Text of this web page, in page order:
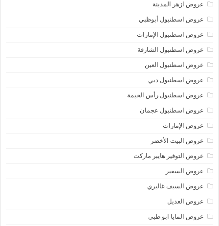
عروض ازهر المدينة
عروض اسطنبول أبوظبي
عروض اسطنبول الإمارات
عروض اسطنبول الشارقة
عروض اسطنبول العين
عروض اسطنبول دبي
عروض اسطنبول رأس الخيمة
عروض اسطنبول عجمان
عروض الإمارات
عروض البيت الأخضر
عروض التوفير هايبر ماركت
عروض السفير
عروض السيف غاليري
عروض العديل
عروض المايا ابو ظبي